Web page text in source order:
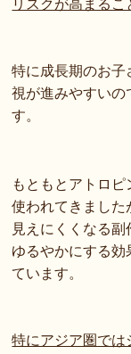
リスクが高まるこ
特に成長期のお子
視が進みやすい
す。
もともとアトロ
使われてきました
見えにくくなる
ゆるやかにする
ています。
特にアジア圏では